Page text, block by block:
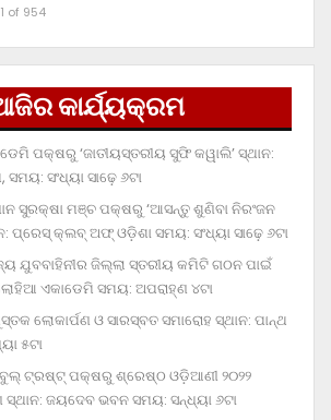
1 of 954
କାର୍ଯ୍ୟକ୍ରମ
ପକ୍ଷରୁ ‘ଜାତୀୟସ୍ତରୀୟ ସୁଫି କୱାଲି’ ସ୍ଥାନ:
ସଂଧ୍ୟା ସାଢ଼େ ୬ଟା
ସୁରକ୍ଷା ମଞ୍ଚ ପକ୍ଷରୁ ‘ଆସନ୍ତୁ ଶୁଣିବା ନିରଂଜନ
ପ୍ରେସ୍‌ କ୍ଲବ୍‌ ଅଫ୍‌ ଓଡ଼ିଶା ସମୟ: ସଂଧ୍ୟା ସାଢ଼େ ୬ଟା
ଯୁବବାହିନୀର ଜିଲ୍ଲା ସ୍ତରୀୟ କମିଟି ଗଠନ ପାଇଁ
ଏକାଡେମି ସମୟ: ଅପରାହ୍‌ଣ ୪ଟା
ଲୋକାର୍ପଣ ଓ ସାରସ୍ବତ ସମାରୋହ ସ୍ଥାନ: ପାନ୍ଥ
୫ଟା
ଟ୍ରଷ୍ଟ୍‌ ପକ୍ଷରୁ ଶ୍ରେଷ୍ଠ ଓଡ଼ିଆଣୀ ୨୦୨୨
ଜୟଦେବ ଭବନ ସମୟ: ସନ୍ଧ୍ୟା ୬ଟା